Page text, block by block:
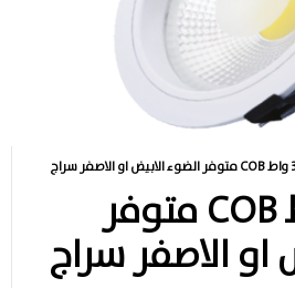
لمبة 30 واط COB متوفر
او الاصفر سراج